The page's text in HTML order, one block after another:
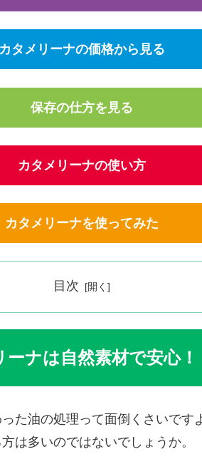
カタメリーナの価格から見る
保存の仕方を見る
カタメリーナの使い方
カタメリーナを使ってみた
目次
ナは自然素材で安心！
た油の処理って面倒くさいです
は多いのではないでしょうか。